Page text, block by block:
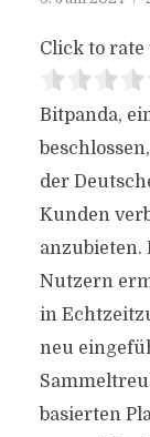
Click to rate
Bitpanda,
der
Kunden
anzubieten.
Nutzern
in
neu
basierten